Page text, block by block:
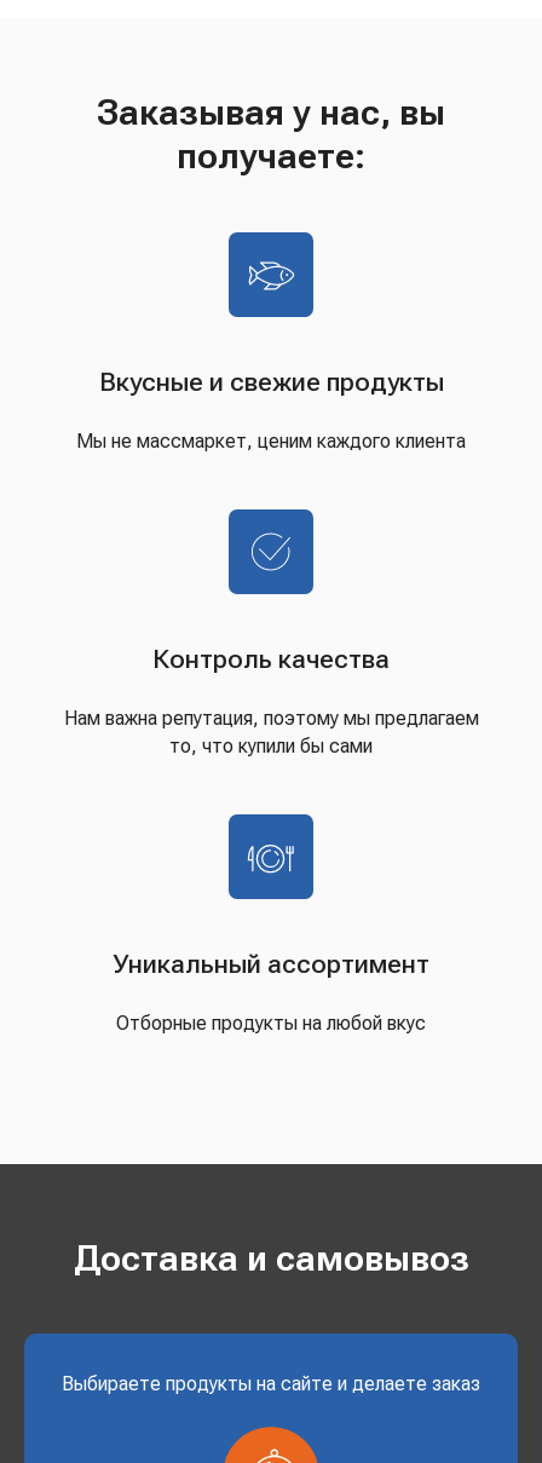
Заказывая у нас, вы
получаете:
Вкусные и свежие продукты
Мы не массмаркет, ценим каждого клиента
Контроль качества
Нам важна репутация, поэтому мы предлагаем
то, что купили бы сами
Уникальный ассортимент
Отборные продукты на любой вкус
Доставка и самовывоз
Выбираете продукты на сайте и делаете заказ